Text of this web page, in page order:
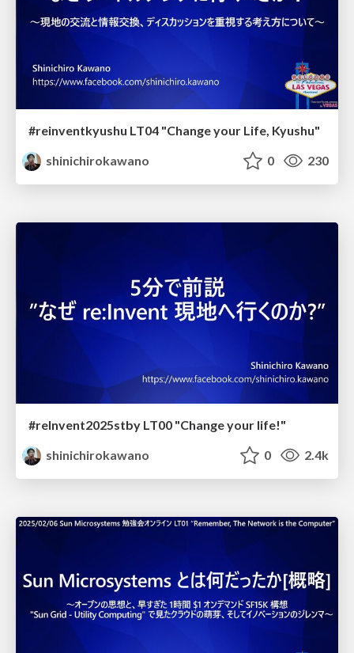
#reinventkyushu LT04 "Change your Life, Kyushu"
shinichirokawano
0 230
#reInvent2025stby LT00 "Change your life!"
shinichirokawano
0 2.4k